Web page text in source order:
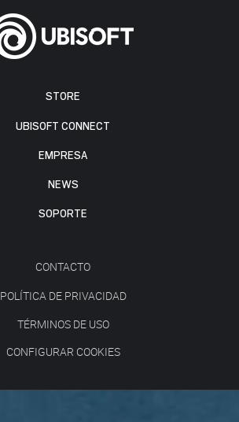
STORE
UBISOFT CONNECT
EMPRESA
NEWS
SOPORTE
CONTACTO
POLÍTICA DE PRIVACIDAD
TÉRMINOS DE USO
CONFIGURAR COOKIES